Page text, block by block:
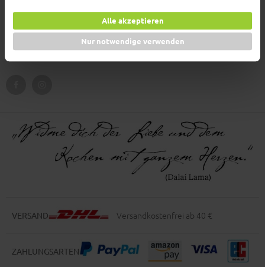
Alle akzeptieren
Nur notwendige verwenden
Newsletter abonnieren
VERSAND Versandkostenfrei ab 40 €
ZAHLUNGSARTEN